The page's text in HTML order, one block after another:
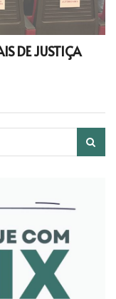
DE JUSTIÇA